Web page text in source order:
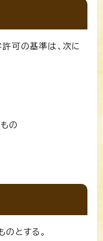
可の基準は、次に
の
とする。